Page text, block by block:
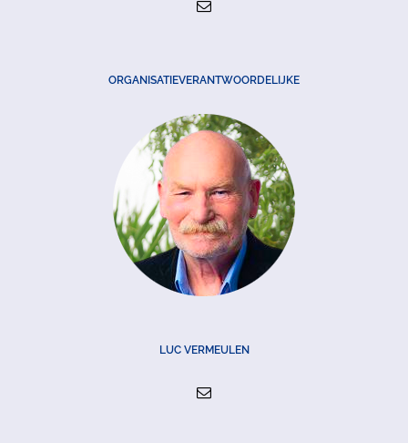
ORGANISATIEVERANTWOORDELIJKE
LUC VERMEULEN